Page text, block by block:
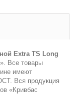
Extra TS Long
Все товары
имеют
Вся продукция
«Кривбас